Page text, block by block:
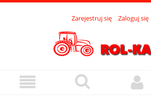
Zarejestruj się Zaloguj się